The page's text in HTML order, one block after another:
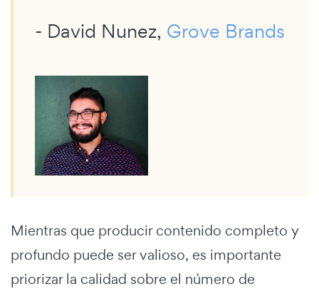
- David Nunez, Grove Brands
Mientras que producir contenido completo y
profundo puede ser valioso, es importante
priorizar la calidad sobre el número de